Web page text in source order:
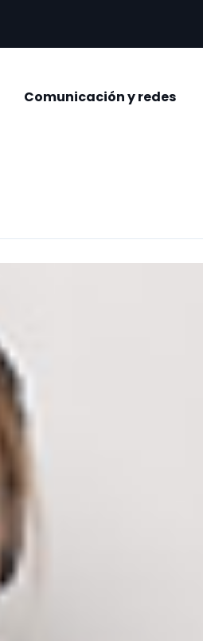
Comunicación y redes